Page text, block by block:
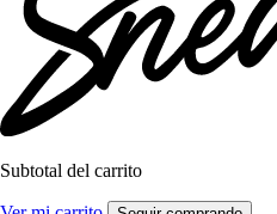
Subtotal del carrito